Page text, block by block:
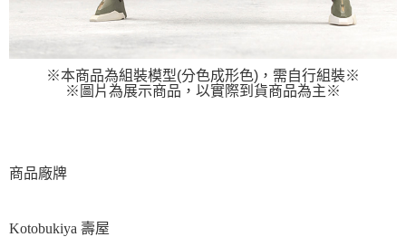
※本商品為組裝模型(分色成形色)，需自行組裝※
※圖片為展示商品，以實際到貨商品為主※
商品廠牌
Kotobukiya 壽屋